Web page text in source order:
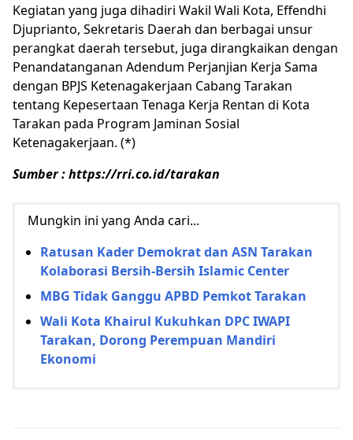
Kegiatan yang juga dihadiri Wakil Wali Kota, Effendhi
Djuprianto, Sekretaris Daerah dan berbagai unsur
perangkat daerah tersebut, juga dirangkaikan dengan
Penandatanganan Adendum Perjanjian Kerja Sama
dengan BPJS Ketenagakerjaan Cabang Tarakan
tentang Kepesertaan Tenaga Kerja Rentan di Kota
Tarakan pada Program Jaminan Sosial
Ketenagakerjaan. (*)
Sumber : https://rri.co.id/tarakan
Mungkin ini yang Anda cari...
Ratusan Kader Demokrat dan ASN Tarakan
Kolaborasi Bersih-Bersih Islamic Center
MBG Tidak Ganggu APBD Pemkot Tarakan
Wali Kota Khairul Kukuhkan DPC IWAPI
Tarakan, Dorong Perempuan Mandiri
Ekonomi